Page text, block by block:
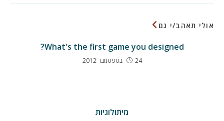
אולי תאהב/י גם
What's the first game you designed?
24 בספטמבר 2012
מיתולוגיות